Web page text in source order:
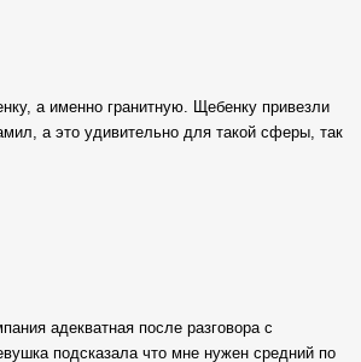
а именно гранитную. Щебенку привезли
а это удивительно для такой сферы, так
адекватная после разговора с
подсказала что мне нужен средний по